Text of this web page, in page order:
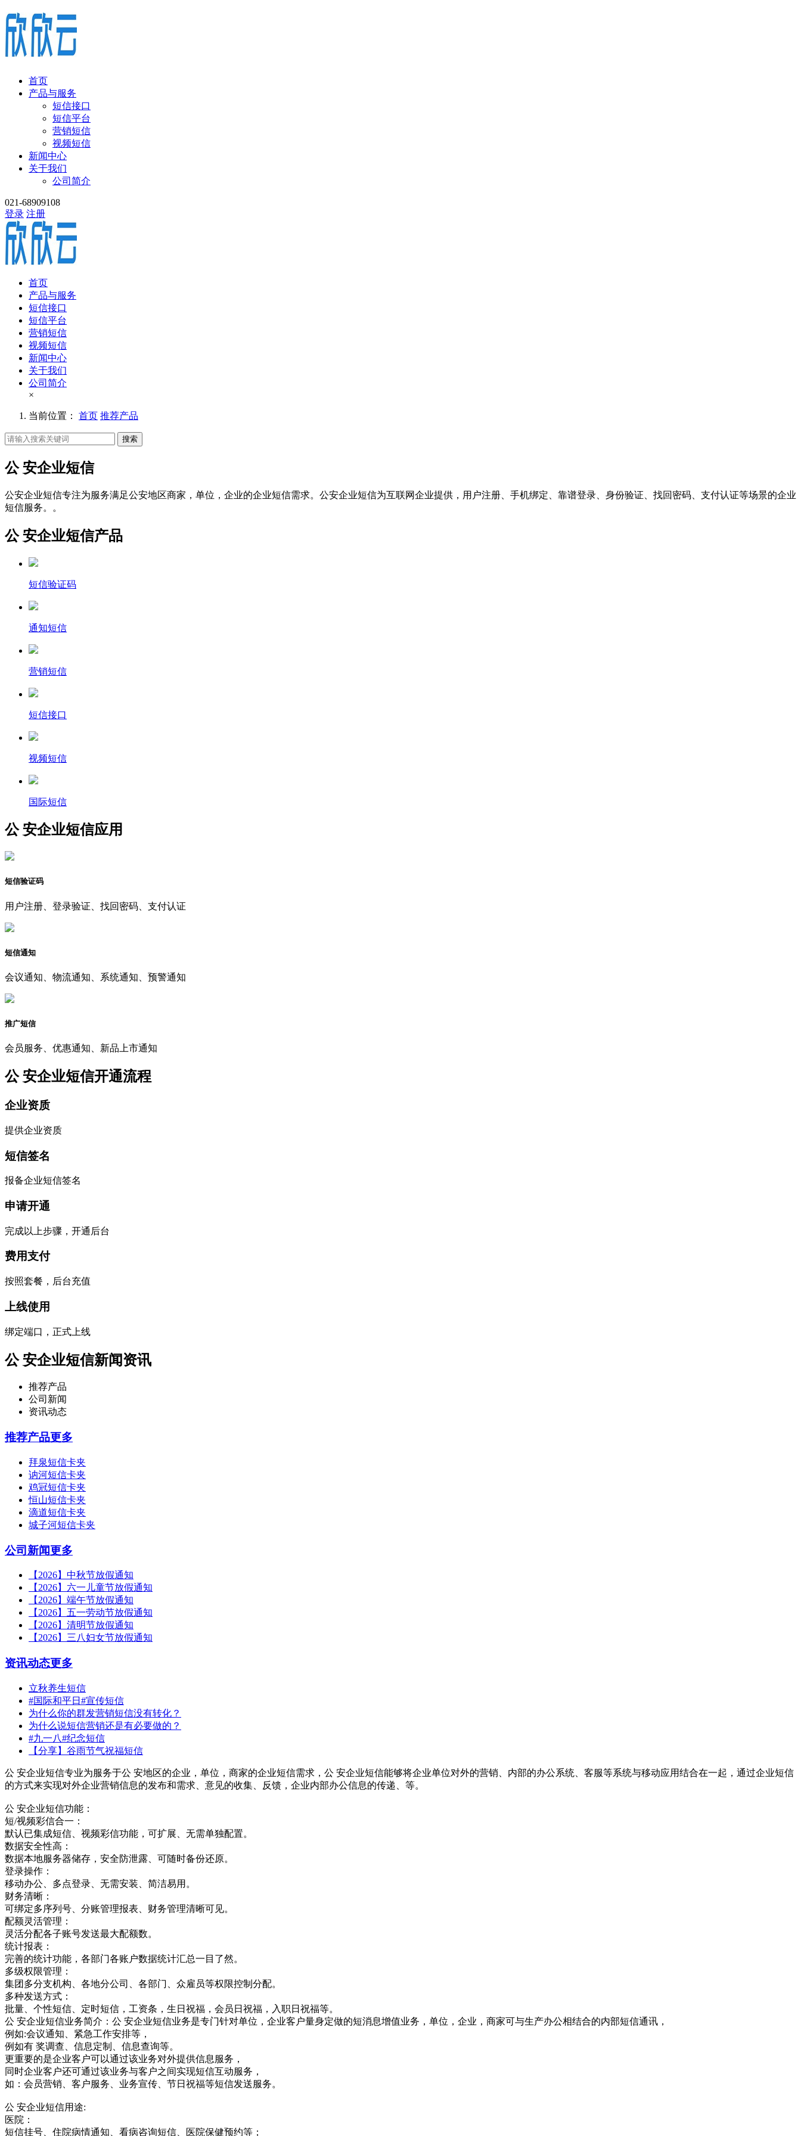
首页
产品与服务
短信接口
短信平台
营销短信
视频短信
新闻中心
关于我们
公司简介
021-68909108
登录 注册
首页
产品与服务
短信接口
短信平台
营销短信
视频短信
新闻中心
关于我们
公司简介
×
当前位置： 首页 推荐产品
搜索
公 安企业短信
公安企业短信专注为服务满足公安地区商家，单位，企业的企业短信需求。公安企业短信为互联网企业提供，用户注册、手机绑定、靠谱登录、身份验证、找回密码、支付认证等场景的企业
短信服务。。
公 安企业短信产品
短信验证码
通知短信
营销短信
短信接口
视频短信
国际短信
公 安企业短信应用
短信验证码
用户注册、登录验证、找回密码、支付认证
短信通知
会议通知、物流通知、系统通知、预警通知
推广短信
会员服务、优惠通知、新品上市通知
公 安企业短信开通流程
企业资质
提供企业资质
短信签名
报备企业短信签名
申请开通
完成以上步骤，开通后台
费用支付
按照套餐，后台充值
上线使用
绑定端口，正式上线
公 安企业短信新闻资讯
推荐产品
公司新闻
资讯动态
推荐产品更多
拜泉短信卡夹
讷河短信卡夹
鸡冠短信卡夹
恒山短信卡夹
滴道短信卡夹
城子河短信卡夹
公司新闻更多
【2026】中秋节放假通知
【2026】六一儿童节放假通知
【2026】端午节放假通知
【2026】五一劳动节放假通知
【2026】清明节放假通知
【2026】三八妇女节放假通知
资讯动态更多
立秋养生短信
#国际和平日#宣传短信
为什么你的群发营销短信没有转化？
为什么说短信营销还是有必要做的？
#九一八#纪念短信
【分享】谷雨节气祝福短信
公 安企业短信专业为服务于公 安地区的企业，单位，商家的企业短信需求，公 安企业短信能够将企业单位对外的营销、内部的办公系统、客服等系统与移动应用结合在一起，通过企业短信
的方式来实现对外企业营销信息的发布和需求、意见的收集、反馈，企业内部办公信息的传递、等。
公 安企业短信功能：
短/视频彩信合一：
默认已集成短信、视频彩信功能，可扩展、无需单独配置。
数据安全性高：
数据本地服务器储存，安全防泄露、可随时备份还原。
登录操作：
移动办公、多点登录、无需安装、简洁易用。
财务清晰：
可绑定多序列号、分账管理报表、财务管理清晰可见。
配额灵活管理：
灵活分配各子账号发送最大配额数。
统计报表：
完善的统计功能，各部门各账户数据统计汇总一目了然。
多级权限管理：
集团多分支机构、各地分公司、各部门、众雇员等权限控制分配。
多种发送方式：
批量、个性短信、定时短信，工资条，生日祝福，会员日祝福，入职日祝福等。
公 安企业短信业务简介：公 安企业短信业务是专门针对单位，企业客户量身定做的短消息增值业务，单位，企业，商家可与生产办公相结合的内部短信通讯，
例如:会议通知、紧急工作安排等，
例如有 奖调查、信息定制、信息查询等。
更重要的是企业客户可以通过该业务对外提供信息服务，
同时企业客户还可通过该业务与客户之间实现短信互动服务，
如：会员营销、客户服务、业务宣传、节日祝福等短信发送服务。
公 安企业短信用途:
医院：
短信挂号、住院病情通知、看病咨询短信、医院保健预约等；